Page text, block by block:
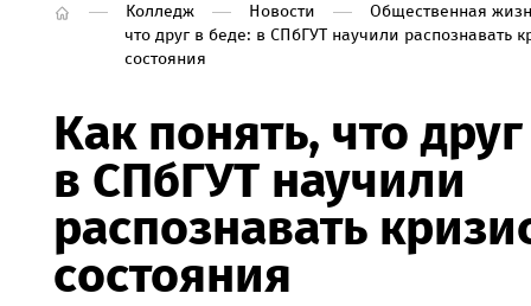
Колледж Новости
Общественная
что друг в беде: в СПбГУТ научили распознавать
состояния
Как понять, что
в СПбГУТ научили
распознавать
состояния